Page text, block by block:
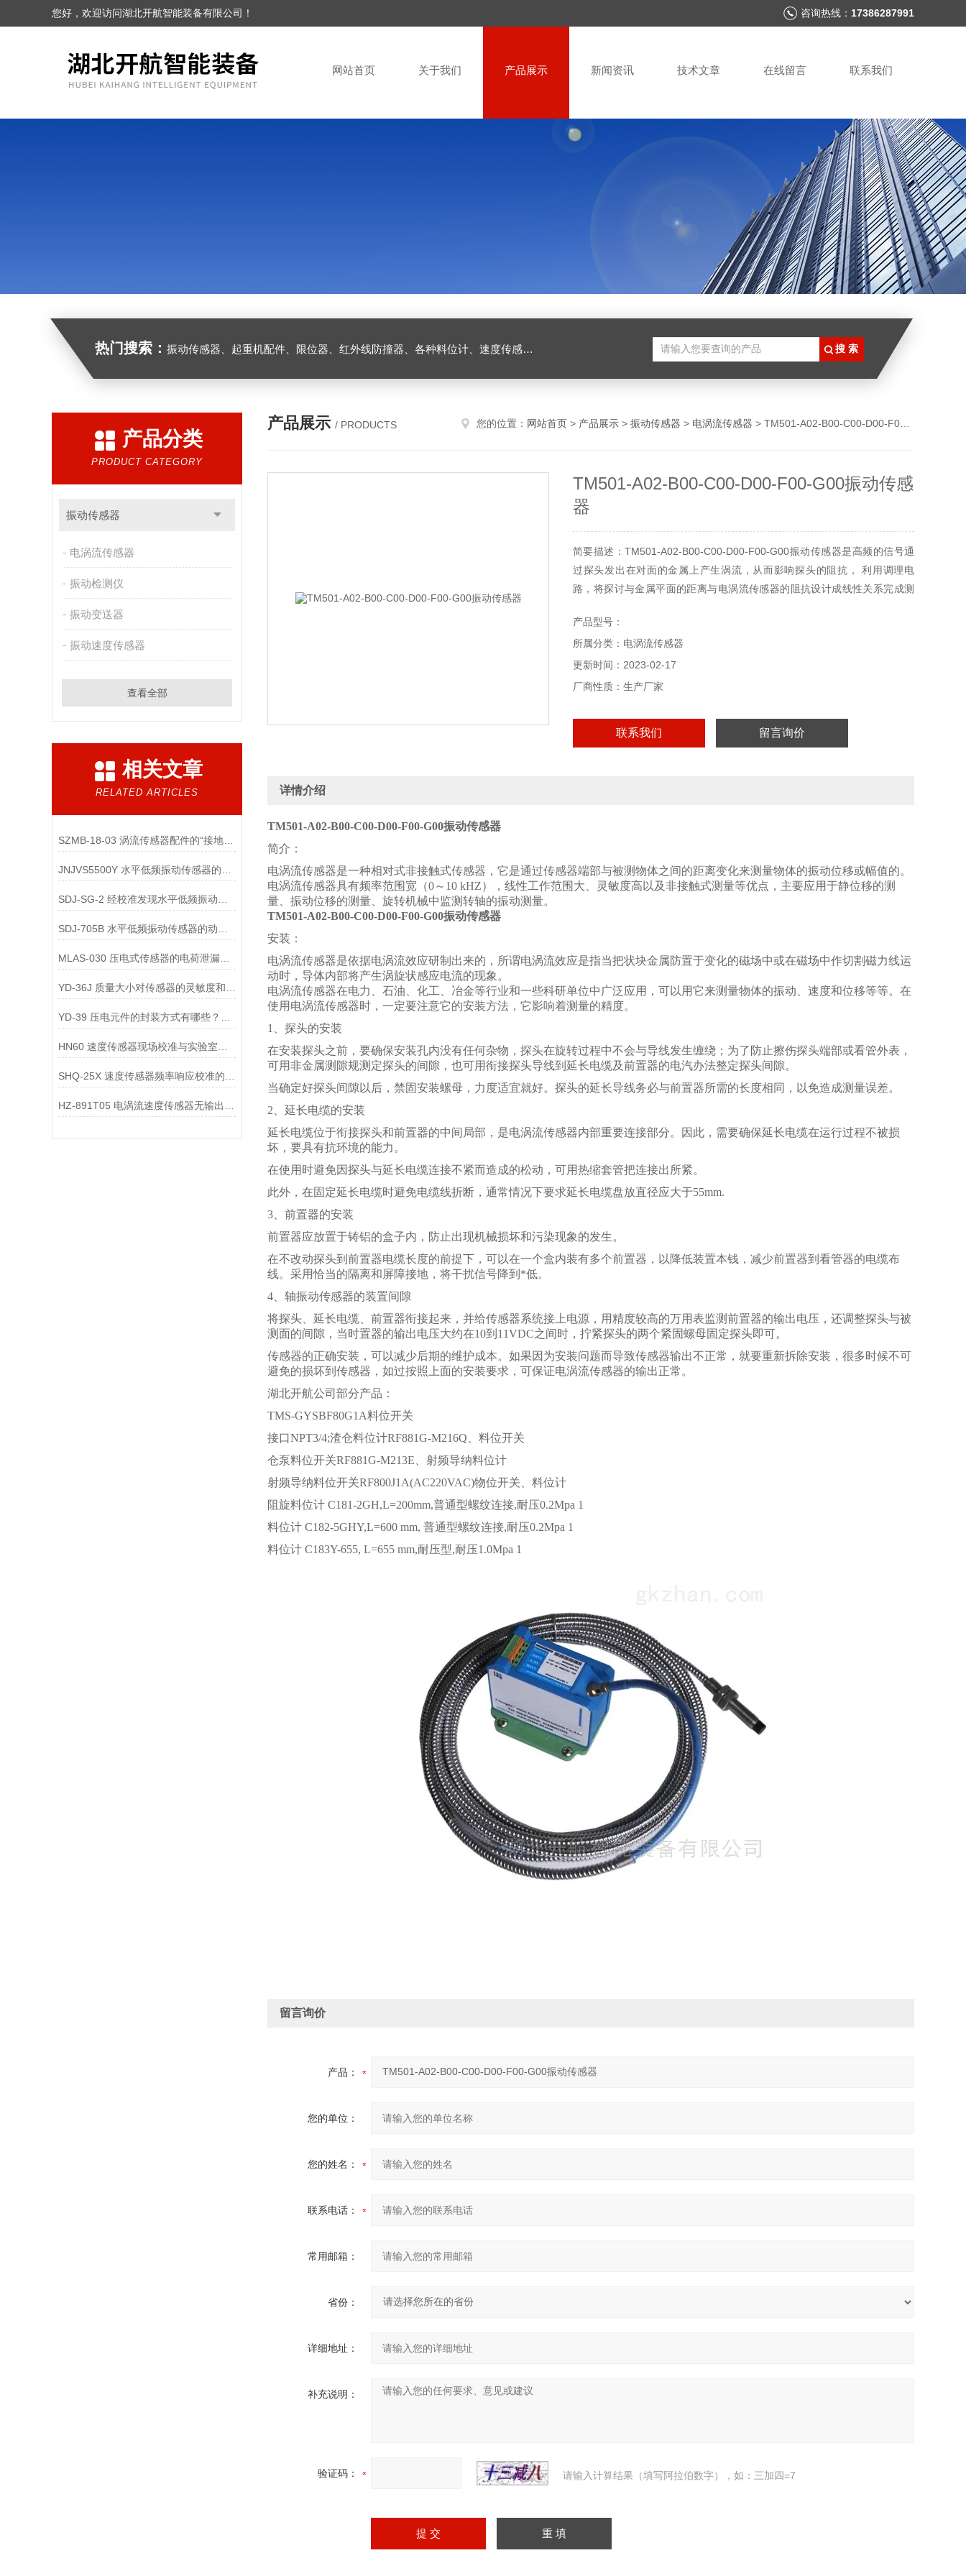
您好，欢迎访问湖北开航智能装备有限公司！ 咨询热线： 17386287991
网站首页 关于我们 产品展示 新闻资讯 技术文章 在线留言 联系我们
热门搜索： 振动传感器、起重机配件、限位器、红外线防撞器、各种料位计、速度传感器、堵煤开关等
产品分类
PRODUCT CATEGORY
振动传感器
电涡流传感器
振动检测仪
振动变送器
振动速度传感器
查看全部
相关文章
RELATED ARTICLES
SZMB-18-03 涡流传感器配件的“接地与屏蔽”不良会导致哪些
MLAS-030 压电式传感器的电荷泄漏机制是什么？
产品展示 / PRODUCTS 您的位置： 网站首页 > 产品展示 > 振动传感器 > 电涡流传感器 > TM501-A02-B00-C00-D00-F00-G00振动传感器
TM501-A02-B00-C00-D00-F00-G00振动传感
器
简要描述：TM501-A02-B00-C00-D00-F00-G00振动传感器是高频的信号通
过探头发出在对面的金属上产生涡流，从而影响探头的阻抗， 利用调理电
路，将探讨与金属平面的距离与电涡流传感器的阻抗设计成线性关系完成测
产品型号：
所属分类：电涡流传感器
更新时间：2023-02-17
厂商性质：生产厂家
联系我们 留言询价
详情介绍
TM501-A02-B00-C00-D00-F00-G00振动传感器
简介：
电涡流传感器是一种相对式非接触式传感器，它是通过传感器端部与被测物体之间的距离变化来测量物体的振动位移或幅值的。
电涡流传感器具有频率范围宽（0～10 kHZ），线性工作范围大、灵敏度高以及非接触式测量等优点，主要应用于静位移的测
量、振动位移的测量、旋转机械中监测转轴的振动测量。
TM501-A02-B00-C00-D00-F00-G00振动传感器
安装：
电涡流传感器是依据电涡流效应研制出来的，所谓电涡流效应是指当把状块金属防置于变化的磁场中或在磁场中作切割磁力线运
动时，导体内部将产生涡旋状感应电流的现象。
电涡流传感器在电力、石油、化工、冶金等行业和一些科研单位中广泛应用，可以用它来测量物体的振动、速度和位移等等。在
使用电涡流传感器时，一定要注意它的安装方法，它影响着测量的精度。
1、探头的安装
在安装探头之前，要确保安装孔内没有任何杂物，探头在旋转过程中不会与导线发生缠绕；为了防止擦伤探头端部或看管外表，
可用非金属测隙规测定探头的间隙，也可用衔接探头导线到延长电缆及前置器的电汽办法整定探头间隙。
当确定好探头间隙以后，禁固安装螺母，力度适宜就好。探头的延长导线务必与前置器所需的长度相同，以免造成测量误差。
2、延长电缆的安装
延长电缆位于衔接探头和前置器的中间局部，是电涡流传感器内部重要连接部分。因此，需要确保延长电缆在运行过程不被损
坏，要具有抗环境的能力。
在使用时避免因探头与延长电缆连接不紧而造成的松动，可用热缩套管把连接出所紧。
此外，在固定延长电缆时避免电缆线折断，通常情况下要求延长电缆盘放直径应大于55mm.
3、前置器的安装
前置器应放置于铸铝的盒子内，防止出现机械损坏和污染现象的发生。
在不改动探头到前置器电缆长度的前提下，可以在一个盒内装有多个前置器，以降低装置本钱，减少前置器到看管器的电缆布
线。采用恰当的隔离和屏障接地，将干扰信号降到*低。
4、轴振动传感器的装置间隙
将探头、延长电缆、前置器衔接起来，并给传感器系统接上电源，用精度较高的万用表监测前置器的输出电压，还调整探头与被
测面的间隙，当时置器的输出电压大约在10到11VDC之间时，拧紧探头的两个紧固螺母固定探头即可。
传感器的正确安装，可以减少后期的维护成本。如果因为安装问题而导致传感器输出不正常，就要重新拆除安装，很多时候不可
避免的损坏到传感器，如过按照上面的安装要求，可保证电涡流传感器的输出正常。
湖北开航公司部分产品：
TMS-GYSBF80G1A料位开关
接口NPT3/4;渣仓料位计RF881G-M216Q、料位开关
仓泵料位开关RF881G-M213E、射频导纳料位计
射频导纳料位开关RF800J1A(AC220VAC)物位开关、料位计
阻旋料位计 C181-2GH,L=200mm,普通型螺纹连接,耐压0.2Mpa 1
料位计 C182-5GHY,L=600 mm, 普通型螺纹连接,耐压0.2Mpa 1
料位计 C183Y-655, L=655 mm,耐压型,耐压1.0Mpa 1
留言询价
产品：
您的单位：
您的姓名：
联系电话：
常用邮箱：
省份：
详细地址：
补充说明：
验证码： 请输入计算结果（填写阿拉伯数字），如：三加四=7